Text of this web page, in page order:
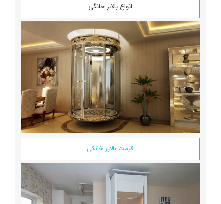
انواع بالابر خانگی
قیمت بالابر خانگی